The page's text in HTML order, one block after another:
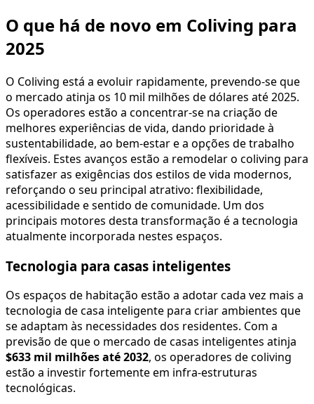
O que há de novo em Coliving para
2025
O Coliving está a evoluir rapidamente, prevendo-se que
o mercado atinja os 10 mil milhões de dólares até 2025.
Os operadores estão a concentrar-se na criação de
melhores experiências de vida, dando prioridade à
sustentabilidade, ao bem-estar e a opções de trabalho
flexíveis. Estes avanços estão a remodelar o coliving para
satisfazer as exigências dos estilos de vida modernos,
reforçando o seu principal atrativo: flexibilidade,
acessibilidade e sentido de comunidade. Um dos
principais motores desta transformação é a tecnologia
atualmente incorporada nestes espaços.
Tecnologia para casas inteligentes
Os espaços de habitação estão a adotar cada vez mais a
tecnologia de casa inteligente para criar ambientes que
se adaptam às necessidades dos residentes. Com a
previsão de que o mercado de casas inteligentes atinja
$633 mil milhões até 2032, os operadores de coliving
estão a investir fortemente em infra-estruturas
tecnológicas.